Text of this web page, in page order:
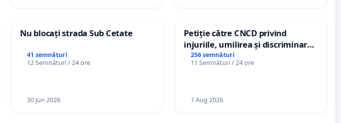
Nu blocați strada Sub Cetate
41 semnături
12 Semnături / 24 ore
30 Jun 2026
Petiție către CNCD privind
injuriile, umilirea și discriminarea
persoanelor cu dizabilități de
către utilizatorul TikTok „Gorici”
256 semnături
11 Semnături / 24 ore
1 Aug 2026